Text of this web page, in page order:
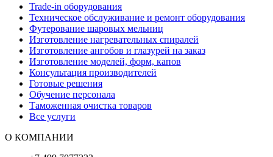
Trade-in оборудования
Техническое обслуживание и ремонт оборудования
Футерование шаровых мельниц
Изготовление нагревательных спиралей
Изготовление ангобов и глазурей на заказ
Изготовление моделей, форм, капов
Консультация производителей
Готовые решения
Обучение персонала
Таможенная очистка товаров
Все услуги
О КОМПАНИИ